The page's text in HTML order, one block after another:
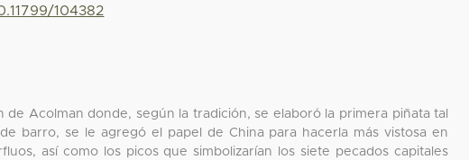
104382
de Acolman donde, según la tradición, se elaboró la primera piñata tal
barro, se le agregó el papel de China para hacerla más vistosa en
así como los picos que simbolizarían los siete pecados capitales